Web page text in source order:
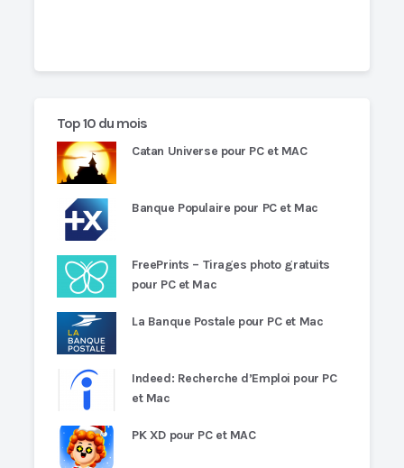
Top 10 du mois
Catan Universe pour PC et MAC
Banque Populaire pour PC et Mac
FreePrints – Tirages photo gratuits
pour PC et Mac
La Banque Postale pour PC et Mac
Indeed: Recherche d’Emploi pour PC
et Mac
PK XD pour PC et MAC